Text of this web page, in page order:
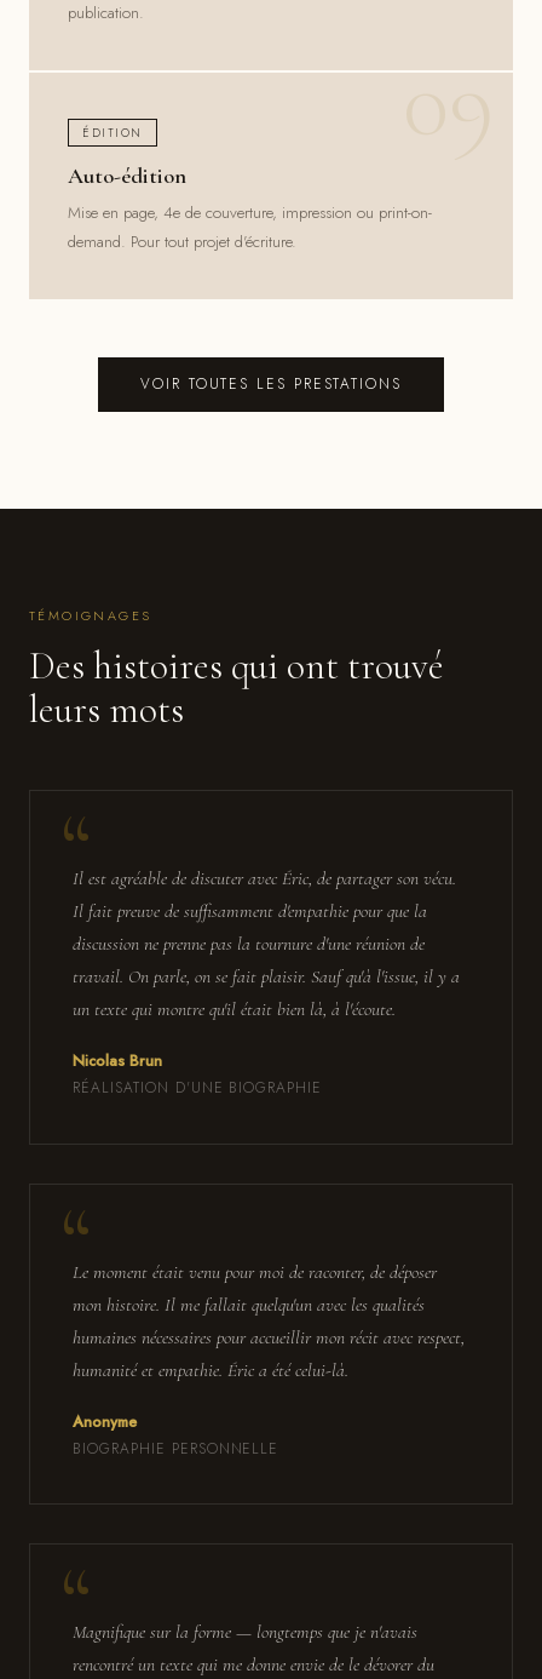
publication.
ÉDITION
Auto-édition
Mise en page, 4e de couverture, impression ou print-on-
demand. Pour tout projet d'écriture.
VOIR TOUTES LES PRESTATIONS
TÉMOIGNAGES
Des histoires qui ont trouvé
leurs mots
Il est agréable de discuter avec Éric, de partager son vécu.
Il fait preuve de suffisamment d'empathie pour que la
discussion ne prenne pas la tournure d'une réunion de
travail. On parle, on se fait plaisir. Sauf qu'à l'issue, il y a
un texte qui montre qu'il était bien là, à l'écoute.
Nicolas Brun
RÉALISATION D'UNE BIOGRAPHIE
Le moment était venu pour moi de raconter, de déposer
mon histoire. Il me fallait quelqu'un avec les qualités
humaines nécessaires pour accueillir mon récit avec respect,
humanité et empathie. Éric a été celui-là.
Anonyme
BIOGRAPHIE PERSONNELLE
Magnifique sur la forme — longtemps que je n'avais
rencontré un texte qui me donne envie de le dévorer du